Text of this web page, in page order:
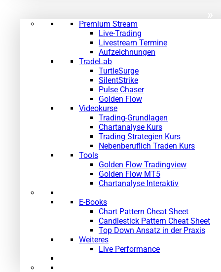
Premium Stream
Live-Trading
Livestream Termine
Aufzeichnungen
TradeLab
TurtleSurge
SilentStrike
Pulse Chaser
Golden Flow
Videokurse
Trading-Grundlagen
Chartanalyse Kurs
Trading Strategien Kurs
Nebenberuflich Traden Kurs
Tools
Golden Flow Tradingview
Golden Flow MT5
Chartanalyse Interaktiv
E-Books
Chart Pattern Cheat Sheet
Candlestick Pattern Cheat Sheet
Top Down Ansatz in der Praxis
Weiteres
Live Performance